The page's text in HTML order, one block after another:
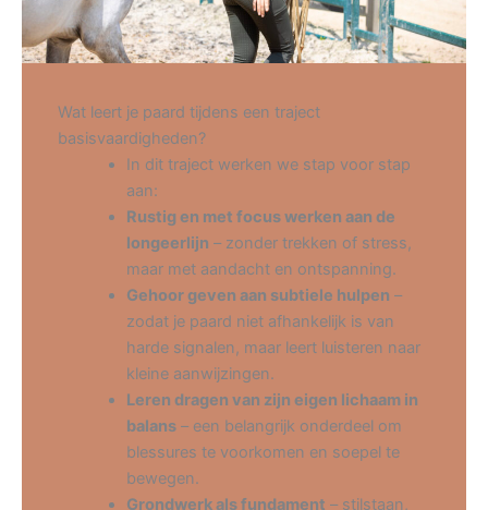
Wat leert je paard tijdens een traject
basisvaardigheden?
In dit traject werken we stap voor stap
aan:
Rustig en met focus werken aan de
longeerlijn – zonder trekken of stress,
maar met aandacht en ontspanning.
Gehoor geven aan subtiele hulpen –
zodat je paard niet afhankelijk is van
harde signalen, maar leert luisteren naar
kleine aanwijzingen.
Leren dragen van zijn eigen lichaam in
balans – een belangrijk onderdeel om
blessures te voorkomen en soepel te
bewegen.
Grondwerk als fundament – stilstaan,